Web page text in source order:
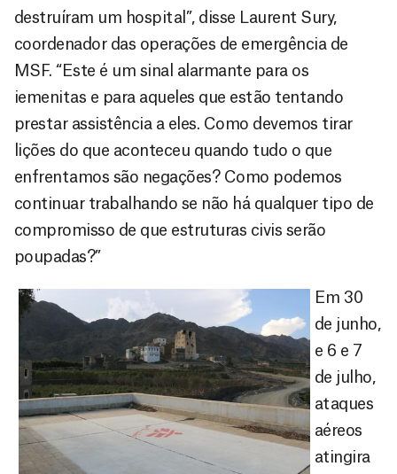
destruíram um hospital”, disse Laurent Sury,
coordenador das operações de emergência de
MSF. “Este é um sinal alarmante para os
iemenitas e para aqueles que estão tentando
prestar assistência a eles. Como devemos tirar
lições do que aconteceu quando tudo o que
enfrentamos são negações? Como podemos
continuar trabalhando se não há qualquer tipo de
compromisso de que estruturas civis serão
poupadas?”
Em 30
de junho,
e 6 e 7
de julho,
ataques
aéreos
atingira